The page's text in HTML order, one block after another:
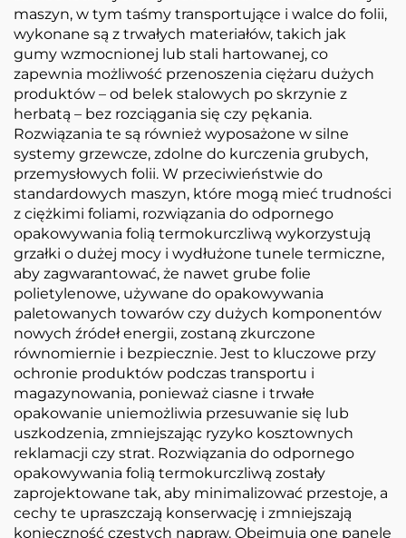
maszyn, w tym taśmy transportujące i walce do folii,
wykonane są z trwałych materiałów, takich jak
gumy wzmocnionej lub stali hartowanej, co
zapewnia możliwość przenoszenia ciężaru dużych
produktów – od belek stalowych po skrzynie z
herbatą – bez rozciągania się czy pękania.
Rozwiązania te są również wyposażone w silne
systemy grzewcze, zdolne do kurczenia grubych,
przemysłowych folii. W przeciwieństwie do
standardowych maszyn, które mogą mieć trudności
z ciężkimi foliami, rozwiązania do odpornego
opakowywania folią termokurczliwą wykorzystują
grzałki o dużej mocy i wydłużone tunele termiczne,
aby zagwarantować, że nawet grube folie
polietylenowe, używane do opakowywania
paletowanych towarów czy dużych komponentów
nowych źródeł energii, zostaną zkurczone
równomiernie i bezpiecznie. Jest to kluczowe przy
ochronie produktów podczas transportu i
magazynowania, ponieważ ciasne i trwałe
opakowanie uniemożliwia przesuwanie się lub
uszkodzenia, zmniejszając ryzyko kosztownych
reklamacji czy strat. Rozwiązania do odpornego
opakowywania folią termokurczliwą zostały
zaprojektowane tak, aby minimalizować przestoje, a
cechy te upraszczają konserwację i zmniejszają
konieczność częstych napraw. Obejmują one panele